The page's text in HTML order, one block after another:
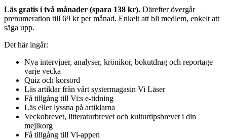
Läs gratis i två månader (spara 138 kr). Därefter övergår
prenumeration till 69 kr per månad. Enkelt att bli medlem, enkelt att
säga upp.
Det här ingår:
Nya intervjuer, analyser, krönikor, bokutdrag och reportage
varje vecka
Quiz och korsord
Läs artiklar från vårt systermagasin Vi Läser
Få tillgång till Vi:s e-tidning
Läs eller lyssna på artiklarna
Veckobrevet, litteraturbrevet och kulturtipsbrevet i din
mejlkorg
Få tillgång till Vi-appen